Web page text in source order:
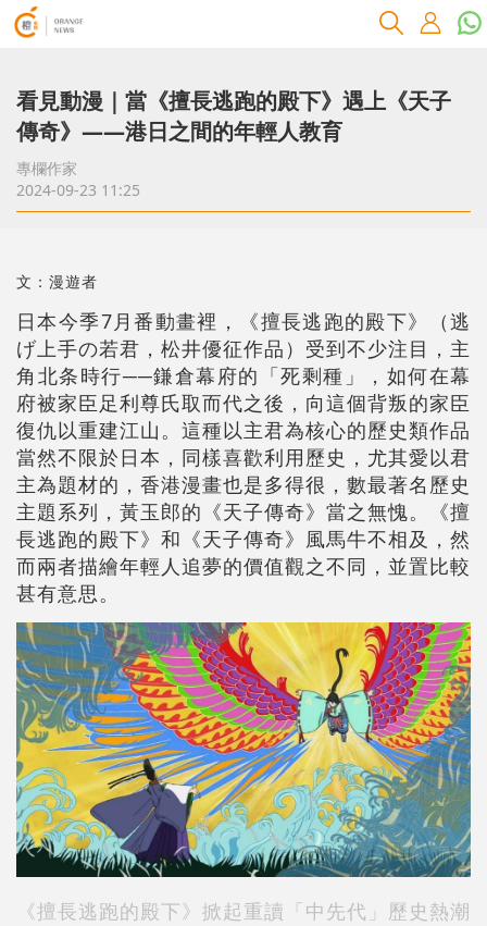
看見動漫｜當《擅長逃跑的殿下》遇上《天子
傳奇》——港日之間的年輕人教育
專欄作家
2024-09-23 11:25
文：漫遊者
日本今季7月番動畫裡，《擅長逃跑的殿下》（逃
げ上手の若君，松井優征作品）受到不少注目，主
角北条時行──鎌倉幕府的「死剩種」，如何在幕
府被家臣足利尊氏取而代之後，向這個背叛的家臣
復仇以重建江山。這種以主君為核心的歷史類作品
當然不限於日本，同樣喜歡利用歷史，尤其愛以君
主為題材的，香港漫畫也是多得很，數最著名歷史
主題系列，黃玉郎的《天子傳奇》當之無愧。《擅
長逃跑的殿下》和《天子傳奇》風馬牛不相及，然
而兩者描繪年輕人追夢的價值觀之不同，並置比較
甚有意思。
《擅長逃跑的殿下》掀起重讀「中先代」歷史熱潮